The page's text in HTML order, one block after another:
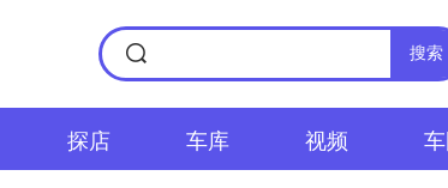
搜索
探店 车库 视频